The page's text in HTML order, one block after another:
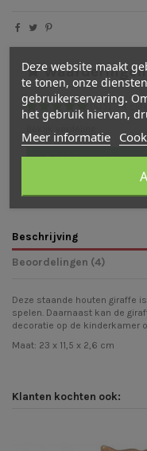
-4
Bekijk beoordelingen
Beschrijving
Beoordelingen (4)
Deze staande houten giraffe
spelen. Daarnaast kan de
decoratie op de kinderkamer
Maat: 23 x 11,5 x 2,6 cm
Klanten kochten ook:
Deze website maakt
te tonen, onze
gebruikerservaring.
het gebruik hiervan,
Meer informatie